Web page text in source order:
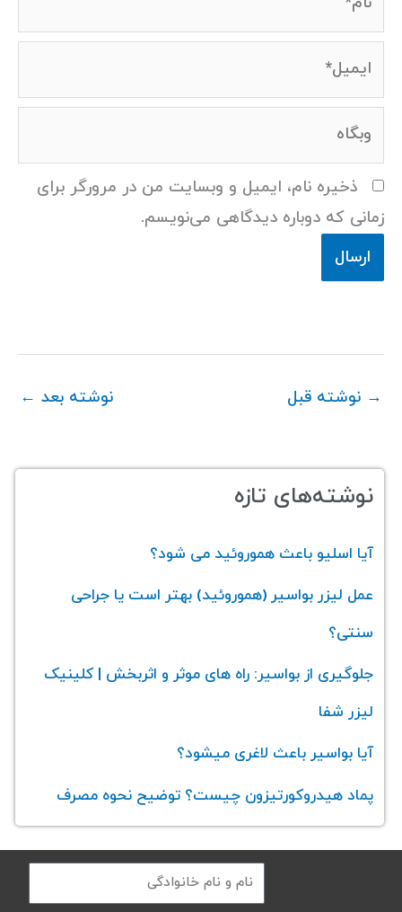
وبگاه
ذخیره نام، ایمیل و وبسایت من در مرورگر برای
زمانی که دوباره دیدگاهی می‌نویسم.
→ نوشته قبل نوشته بعد ←
نوشته‌های تازه
آیا اسلیو باعث هموروئید می‌ شود؟
عمل لیزر بواسیر (هموروئید) بهتر است یا جراحی
سنتی؟
جلوگیری از بواسیر: راه های موثر و اثربخش | کلینیک
لیزر شفا
آیا بواسیر باعث لاغری میشود؟
پماد هیدروکورتیزون چیست؟ توضیح نحوه مصرف